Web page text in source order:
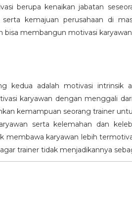
berupa kenaikan jabatan
kemajuan perusahaan di
bisa membangun motivasi
kedua adalah motivasi intrinsik
karyawan dengan menggali
kemampuan seorang trainer
serta kelemahan dan
membawa karyawan lebih
trainer tidak menjadikannya